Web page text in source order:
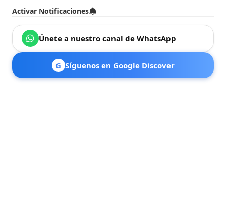
Activar Notificaciones
Únete a nuestro canal de WhatsApp
G Síguenos en Google Discover